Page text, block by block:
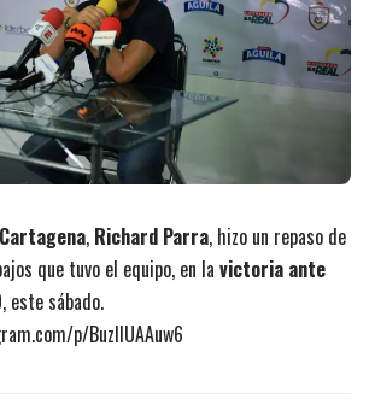
, Richard Parra, hizo un repaso de
que tuvo el equipo, en la victoria ante
, este sábado.
p/BuzllUAAuw6